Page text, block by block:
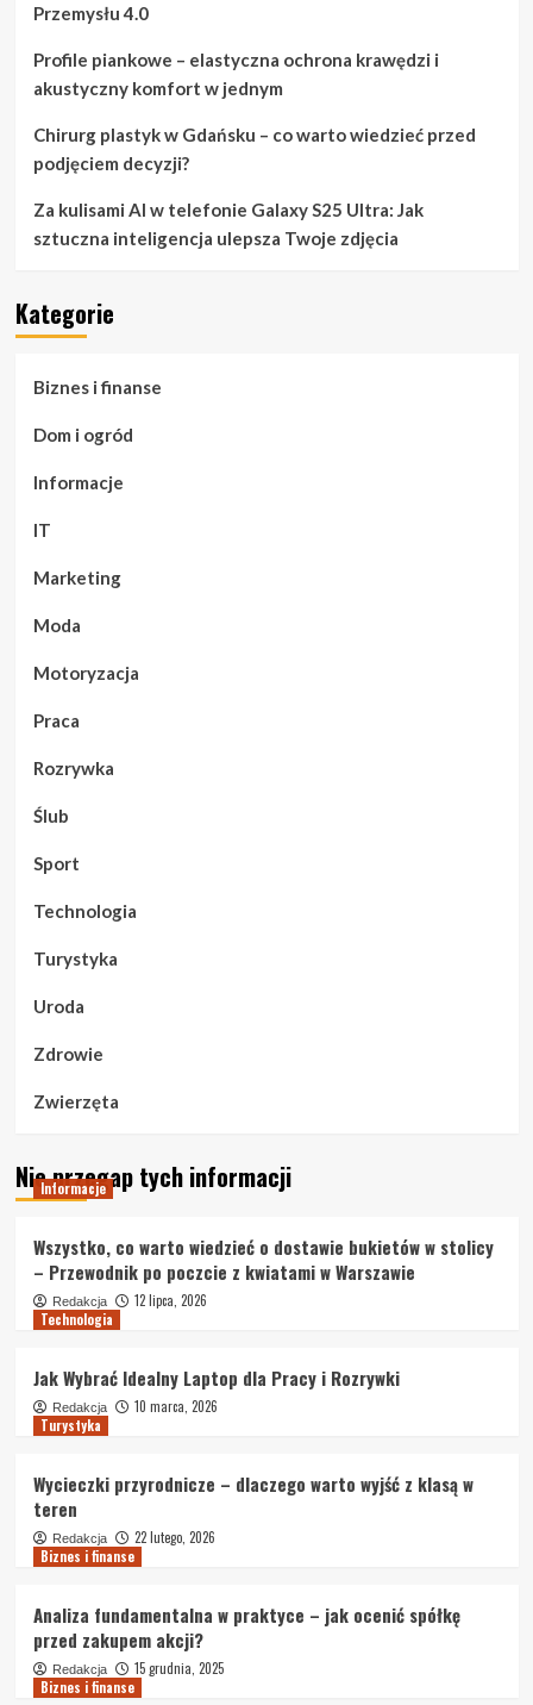
Przemysłu 4.0
Profile piankowe – elastyczna ochrona krawędzi i
akustyczny komfort w jednym
Chirurg plastyk w Gdańsku – co warto wiedzieć przed
podjęciem decyzji?
Za kulisami AI w telefonie Galaxy S25 Ultra: Jak
sztuczna inteligencja ulepsza Twoje zdjęcia
Kategorie
Biznes i finanse
Dom i ogród
Informacje
IT
Marketing
Moda
Motoryzacja
Praca
Rozrywka
Ślub
Sport
Technologia
Turystyka
Uroda
Zdrowie
Zwierzęta
Nie przegap tych informacji
Informacje
Wszystko, co warto wiedzieć o dostawie bukietów w stolicy
– Przewodnik po poczcie z kwiatami w Warszawie
Redakcja
12 lipca, 2026
Technologia
Jak Wybrać Idealny Laptop dla Pracy i Rozrywki
Redakcja
10 marca, 2026
Turystyka
Wycieczki przyrodnicze – dlaczego warto wyjść z klasą w
teren
Redakcja
22 lutego, 2026
Biznes i finanse
Analiza fundamentalna w praktyce – jak ocenić spółkę
przed zakupem akcji?
Redakcja
15 grudnia, 2025
Biznes i finanse